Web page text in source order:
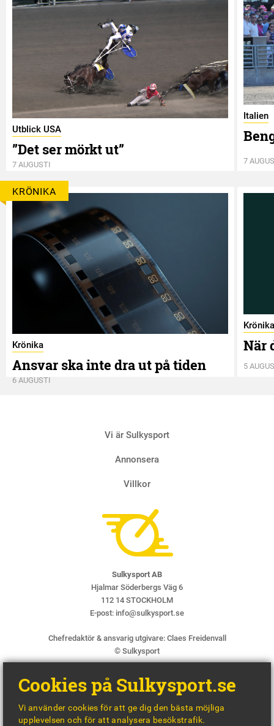
Utblick USA
”Det ser mörkt ut”
7 AUGUSTI
Italien
7
KRÖNIKA
Krönika
Ansvar ska inte dra ut på tiden
6 AUGUSTI
Krönika
När
5
Vi är Sulkysport
Annonsera
Villkor
Sulkysport AB
Hjalmar Söderbergs Väg 6
112 14 STOCKHOLM
E-post: info@sulkysport.se
Chefredaktör & ansvarig utgivare: Claes Freidenvall
© Sulkysport
Cookies på Sulkysport.se
Vi använder cookies för att ge dig den bästa möjliga
upplevelsen och för att analysera besökstrafik.